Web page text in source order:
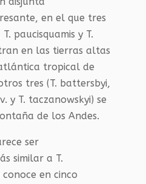
en el que tres
paucisquamis y T.
en las tierras altas
tropical de
tres (T. battersbyi,
y T. taczanowskyi) se
de los Andes.
ser
similar a T.
en cinco